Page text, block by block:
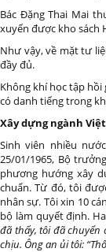
Bác Đặng Thai Mai
xuyến được kho sách
Như vậy, về mặt tư
đầy đủ.
Không khí học tập
có danh tiếng trong
Xây dựng ngành
Sinh viên nhiều
25/01/1965, Bộ
phương hướng xây
chuẩn. Từ đó, tôi
nhân sự. Tôi xin 10
bộ làm quyết định.
đã thấy, tôi đã chuyển
chịu. Ông an ủi tôi: